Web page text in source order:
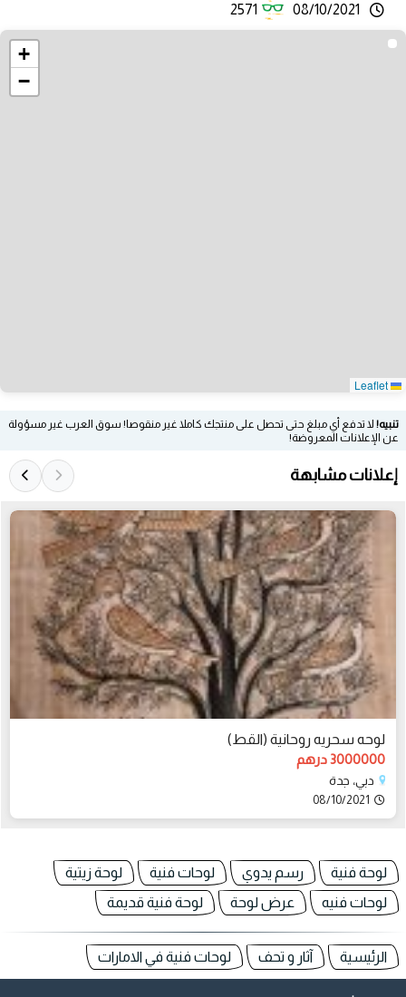
08/10/2021
2571
+
−
تنبيه! لا تدفع أي مبلغ حتى تحصل على منتجك كاملا غير منقوصا! سوق العرب غير مسؤولة
عن الإعلانات المعروضة!
إعلانات مشابهة
لوحه سحريه روحانية (القط)
3000000 درهم
دبي، جدة
08/10/2021
لوحة فنية رسم يدوي لوحات فنية
لوحة زيتية
لوحات فنيه
عرض لوحة لوحة فنية قديمة
الرئيسية آثار و تحف لوحات فنية في الامارات